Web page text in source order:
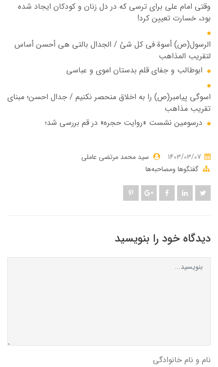
وقتی امام علی برای ترسی که در دل زنان و کودکان ایجاد شده
بود، خسارت تعیین کرد!
الرسول(ص) أسوة في کل شئ / الجدال بالتي هي أحسن أساس
لتقریب المذاهب
ابوطالب و جفای قلم بدستان اموی و عباسی
اسوگی پیامبر(ص) را به اخلاق منحصر نکنیم / جدال احسن؛ مبنای
تقریب مذاهب
درسومین نشست «روایت حجره» در قم بررسی شد؛
سید محمد مرتضی عاملی
گفتگوها ومصاحبه‌ها
دیدگاه خود را بنویسید
نام و نام خانوادگی